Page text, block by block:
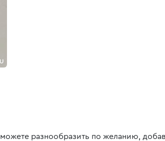
разнообразить по желанию,